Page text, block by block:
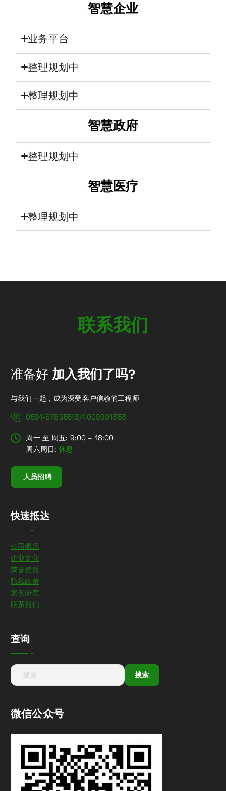
智慧企业
业务平台
整理规划中
整理规划中
智慧政府
整理规划中
智慧医疗
整理规划中
联系我们
准备好 加入我们了吗?
与我们一起，成为深受客户信赖的工程师
0591-87895513/4009991353
周一 至 周五: 9:00 – 18:00
周六周日:休息
人员招聘
快速抵达
公司概况
企业文化
荣誉资质
隐私政策
案例研究
联系我们
查询
微信公众号